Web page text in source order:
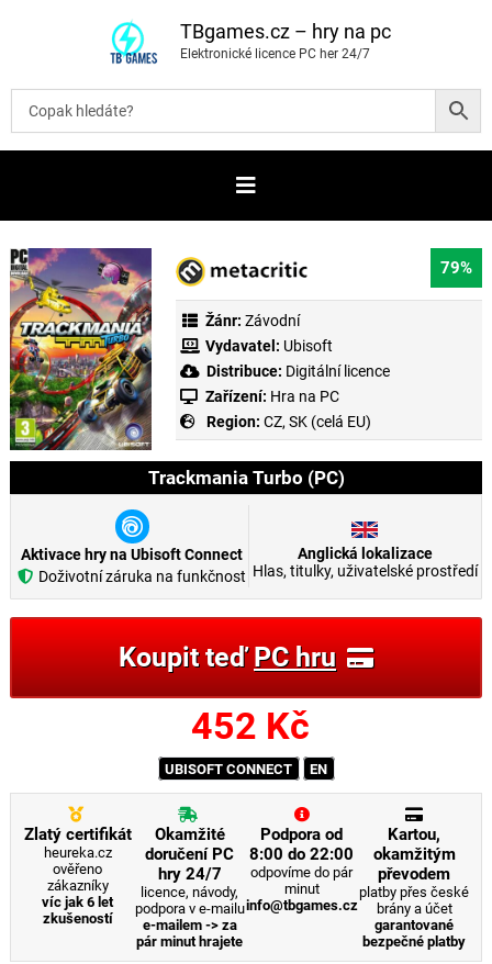
t
b
TBgames.cz – hry na pc
Elektronické licence PC her 24/7
79%
Žánr: Závodní
Vydavatel: Ubisoft
Distribuce: Digitální licence
Zařízení: Hra na PC
Region: CZ, SK (celá EU)
Trackmania Turbo (PC)
Aktivace hry na Ubisoft Connect
Doživotní záruka na funkčnost
Anglická lokalizace
Hlas, titulky, uživatelské prostředí
Koupit teďPC hru
452 Kč
UBISOFT CONNECT EN
Zlatý certifikát
heureka.cz
ověřeno
zákazníky
víc jak 6 let
zkušeností
Okamžité
doručení PC
hry 24/7
licence, návody,
podpora v e-mailu
e-mailem -> za
pár minut hrajete
Podpora od
8:00 do 22:00
odpovíme do pár
minut
info@tbgames.cz
Kartou,
okamžitým
převodem
platby přes české
brány a účet
garantované
bezpečné platby